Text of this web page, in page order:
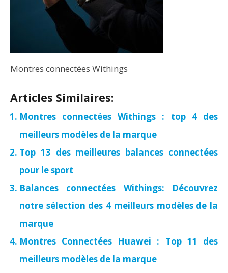
Montres connectées Withings
Articles Similaires:
Montres connectées Withings : top 4 des
meilleurs modèles de la marque
Top 13 des meilleures balances connectées
pour le sport
Balances connectées Withings: Découvrez
notre sélection des 4 meilleurs modèles de la
marque
Montres Connectées Huawei : Top 11 des
meilleurs modèles de la marque